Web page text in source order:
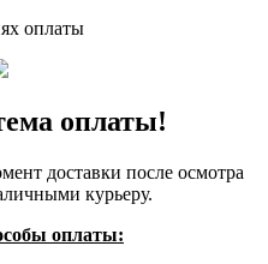
оплаты
оплаты!
доставки после осмотра
курьеру.
оплаты: